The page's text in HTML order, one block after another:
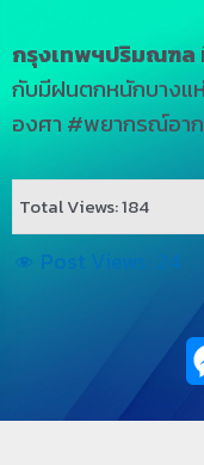
กรุงเทพฯปริมณฑล
กับมีฝนตกหนักบางแ
องศา #พยากรณ์อา
Total Views: 184
Post Views: 24